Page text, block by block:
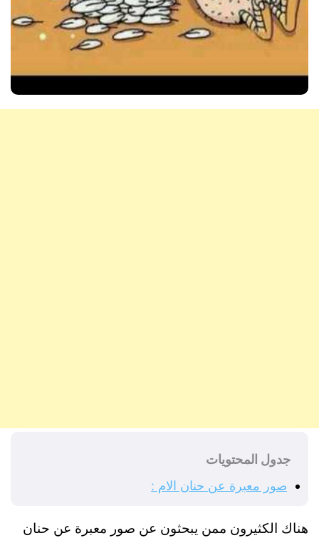
جدول المحتويات
صور معبرة عن حنان الام :
هناك الكثيرون ممن يبحثون عن صور معبرة عن حنان